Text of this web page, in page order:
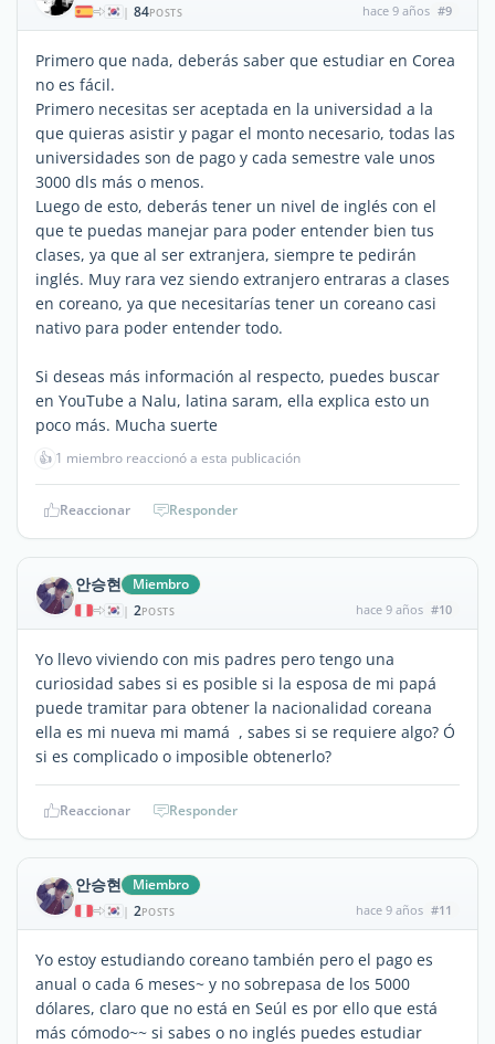
| 84POSTS hace 9 años #9
Primero que nada, deberás saber que estudiar en Corea
no es fácil.
Primero necesitas ser aceptada en la universidad a la
que quieras asistir y pagar el monto necesario, todas las
universidades son de pago y cada semestre vale unos
3000 dls más o menos.
Luego de esto, deberás tener un nivel de inglés con el
que te puedas manejar para poder entender bien tus
clases, ya que al ser extranjera, siempre te pedirán
inglés. Muy rara vez siendo extranjero entraras a clases
en coreano, ya que necesitarías tener un coreano casi
nativo para poder entender todo.
Si deseas más información al respecto, puedes buscar
en YouTube a Nalu, latina saram, ella explica esto un
poco más. Mucha suerte
👍 1 miembro reaccionó a esta publicación
Reaccionar Responder
안승현 Miembro
| 2POSTS hace 9 años #10
Yo llevo viviendo con mis padres pero tengo una
curiosidad sabes si es posible si la esposa de mi papá
puede tramitar para obtener la nacionalidad coreana
ella es mi nueva mi mamá , sabes si se requiere algo? Ó
si es complicado o imposible obtenerlo?
Reaccionar Responder
안승현 Miembro
| 2POSTS hace 9 años #11
Yo estoy estudiando coreano también pero el pago es
anual o cada 6 meses~ y no sobrepasa de los 5000
dólares, claro que no está en Seúl es por ello que está
más cómodo~~ si sabes o no inglés puedes estudiar